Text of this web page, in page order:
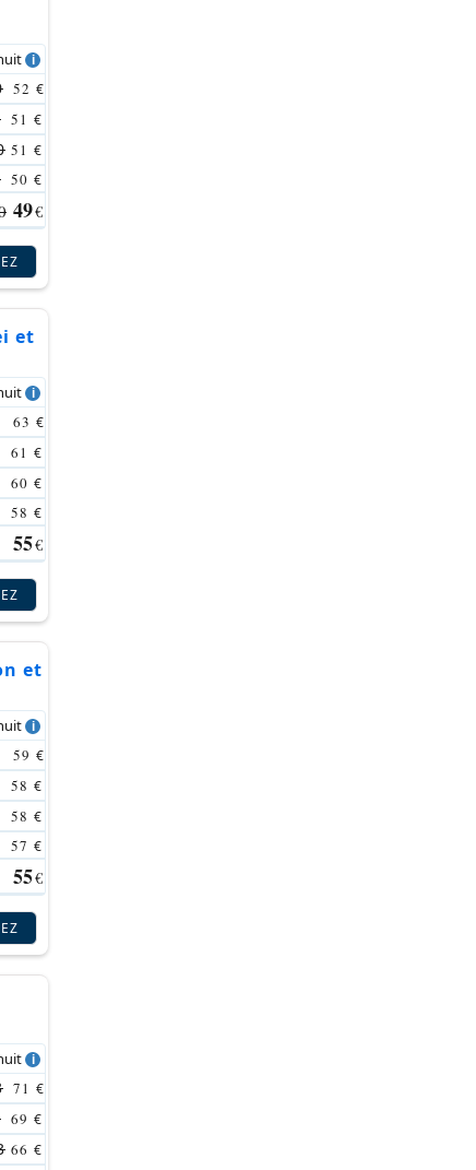
52 €
51 €
51 €
50 €
49€
et
63 €
61 €
60 €
58 €
55€
et
59 €
58 €
58 €
57 €
55€
71 €
69 €
66 €